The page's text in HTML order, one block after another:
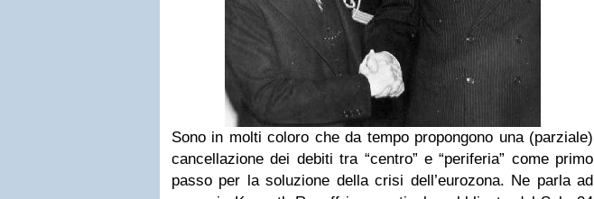
Sono in molti coloro che da tempo propongono una (parziale)
cancellazione dei debiti tra “centro” e “periferia” come primo
passo per la soluzione della crisi dell’eurozona. Ne parla ad